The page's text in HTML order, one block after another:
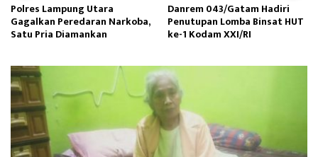
Polres Lampung Utara
Gagalkan Peredaran Narkoba,
Satu Pria Diamankan
Danrem 043/Gatam Hadiri
Penutupan Lomba Binsat HUT
ke-1 Kodam XXI/RI